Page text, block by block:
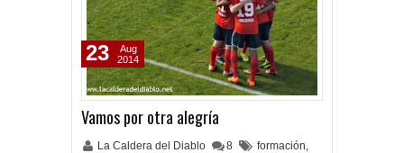
Vamos por otra alegría
La Caldera del Diablo 8 formación,
23
Aug
2014